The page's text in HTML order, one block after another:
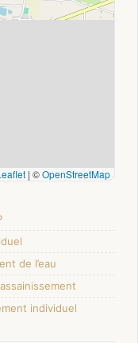
| ©OpenStreetMap
de l’eau
individuel